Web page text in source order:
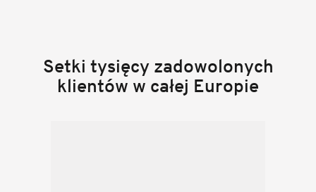
Setki tysięcy zadowolonych
klientów w całej Europie